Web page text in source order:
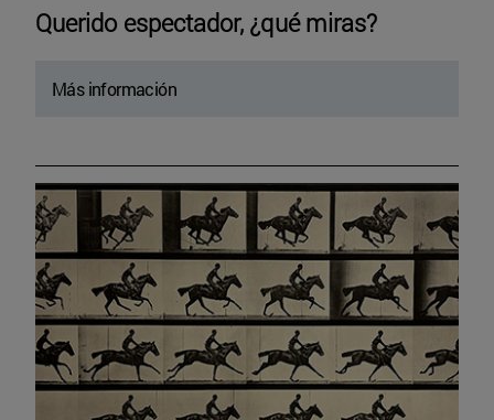
Querido espectador, ¿qué miras?
Más información